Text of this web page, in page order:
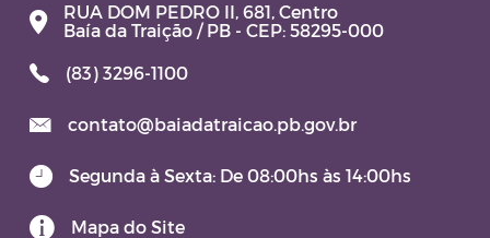
RUA DOM PEDRO II, 681, Centro
Baía da Traição / PB - CEP: 58295-000
(83) 3296-1100
contato@baiadatraicao.pb.gov.br
Segunda à Sexta: De 08:00hs às 14:00hs
Mapa do Site